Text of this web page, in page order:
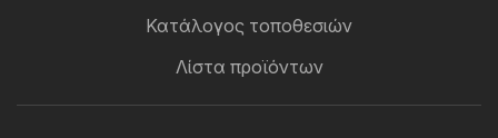
Κατάλογος τοποθεσιών
Λίστα προϊόντων